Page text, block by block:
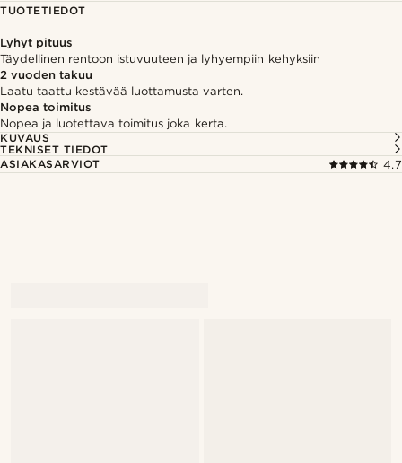
TUOTETIEDOT
Lyhyt pituus
Täydellinen rentoon istuvuuteen ja lyhyempiin kehyksiin
2 vuoden takuu
Laatu taattu kestävää luottamusta varten.
Nopea toimitus
Nopea ja luotettava toimitus joka kerta.
KUVAUS
TEKNISET TIEDOT
ASIAKASARVIOT
4.7